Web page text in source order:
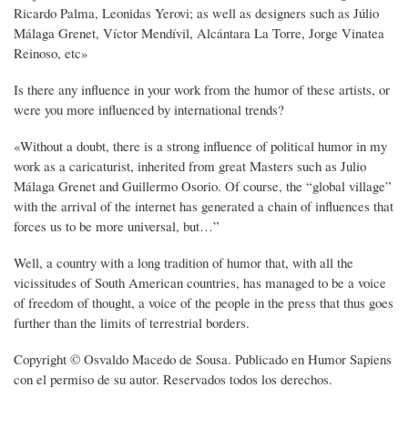
Ricardo Palma, Leonidas Yerovi; as well as designers such as Júlio
Málaga Grenet, Víctor Mendívil, Alcántara La Torre, Jorge Vinatea
Reinoso, etc»
Is there any influence in your work from the humor of these artists, or
were you more influenced by international trends?
«Without a doubt, there is a strong influence of political humor in my
work as a caricaturist, inherited from great Masters such as Julio
Málaga Grenet and Guillermo Osorio. Of course, the “global village”
with the arrival of the internet has generated a chain of influences that
forces us to be more universal, but…”
Well, a country with a long tradition of humor that, with all the
vicissitudes of South American countries, has managed to be a voice
of freedom of thought, a voice of the people in the press that thus goes
further than the limits of terrestrial borders.
Copyright © Osvaldo Macedo de Sousa. Publicado en Humor Sapiens
con el permiso de su autor. Reservados todos los derechos.